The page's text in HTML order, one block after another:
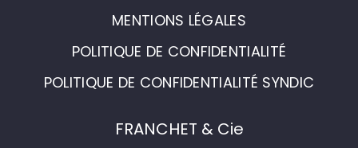
MENTIONS LÉGALES
POLITIQUE DE CONFIDENTIALITÉ
POLITIQUE DE CONFIDENTIALITÉ SYNDIC
FRANCHET & Cie